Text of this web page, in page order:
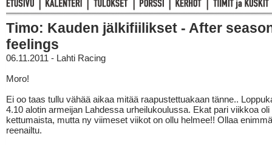
Timo: Kauden jälkifiilikset - After
feelings
06.11.2011 - Lahti Racing
Moro!
Ei oo taas tullu vähää aikaa mitää raapustettuakaan tänne..
4.10 alotin armeijan Lahdessa urheilukoulussa. Ekat pari viikkoa oli
kettumaista, mutta ny viimeset viikot on ollu helmee!! Ollaa
reenailtu.